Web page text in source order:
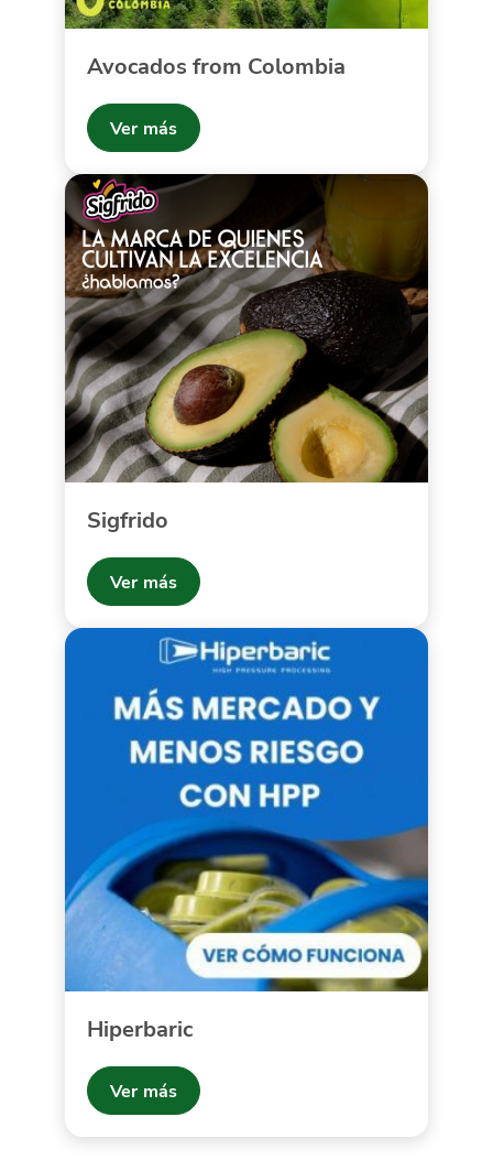
Avocados from Colombia
Ver más
Sigfrido
Ver más
Hiperbaric
Ver más